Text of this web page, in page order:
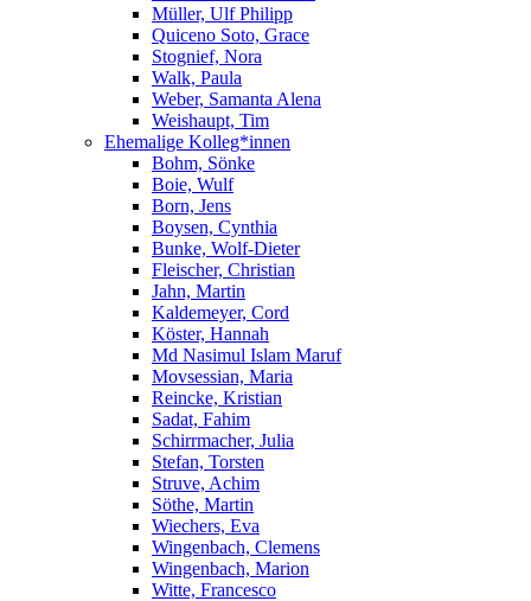
Müller, Ulf Philipp
Quiceno Soto, Grace
Stognief, Nora
Walk, Paula
Weber, Samanta Alena
Weishaupt, Tim
Ehemalige Kolleg*innen
Bohm, Sönke
Boie, Wulf
Born, Jens
Boysen, Cynthia
Bunke, Wolf-Dieter
Fleischer, Christian
Jahn, Martin
Kaldemeyer, Cord
Köster, Hannah
Md Nasimul Islam Maruf
Movsessian, Maria
Reincke, Kristian
Sadat, Fahim
Schirrmacher, Julia
Stefan, Torsten
Struve, Achim
Söthe, Martin
Wiechers, Eva
Wingenbach, Clemens
Wingenbach, Marion
Witte, Francesco